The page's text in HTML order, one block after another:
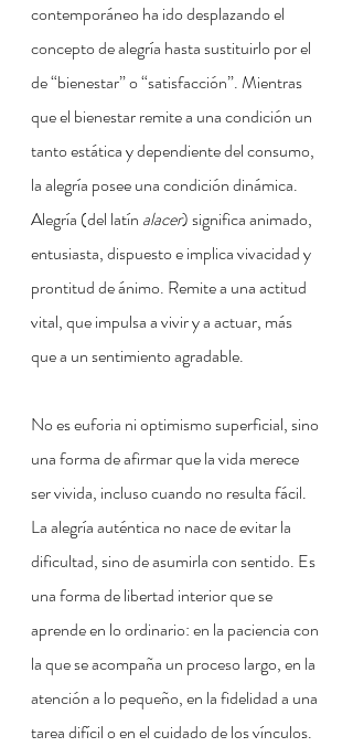
contemporáneo ha ido desplazando el
concepto de alegría hasta sustituirlo por el
de “bienestar” o “satisfacción”. Mientras
que el bienestar remite a una condición un
tanto estática y dependiente del consumo,
la alegría posee una condición dinámica.
Alegría (del latín alacer) significa animado,
entusiasta, dispuesto e implica vivacidad y
prontitud de ánimo. Remite a una actitud
vital, que impulsa a vivir y a actuar, más
que a un sentimiento agradable.
No es euforia ni optimismo superficial, sino
una forma de afirmar que la vida merece
ser vivida, incluso cuando no resulta fácil.
La alegría auténtica no nace de evitar la
dificultad, sino de asumirla con sentido. Es
una forma de libertad interior que se
aprende en lo ordinario: en la paciencia con
la que se acompaña un proceso largo, en la
atención a lo pequeño, en la fidelidad a una
tarea difícil o en el cuidado de los vínculos.